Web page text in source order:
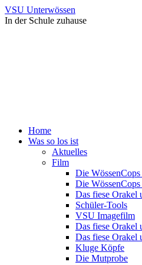
VSU Unterwössen
In der Schule zuhause
Home
Was so los ist
Aktuelles
Film
Die
Die
Das fiese Orakel
Schüler-Tools
VSU Imagefilm
Das fiese Orakel
Das fiese Orakel
Kluge Köpfe
Die Mutprobe